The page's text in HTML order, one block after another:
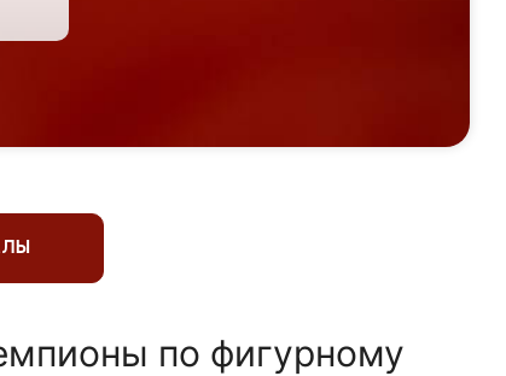
по фигурному